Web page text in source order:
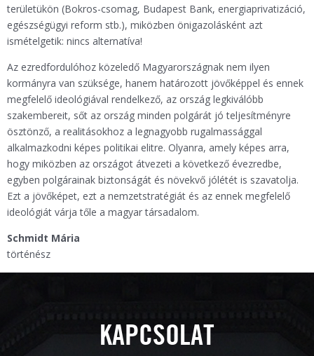
területükön (Bokros-csomag, Budapest Bank, energiaprivatizáció,
egészségügyi reform stb.), miközben önigazolásként azt
ismételgetik: nincs alternatíva!
Az ezredfordulóhoz közeledő Magyarországnak nem ilyen
kormányra van szüksége, hanem határozott jövőképpel és ennek
megfelelő ideológiával rendelkező, az ország legkiválóbb
szakembereit, sőt az ország minden polgárát jó teljesítményre
ösztönző, a realitásokhoz a legnagyobb rugalmassággal
alkalmazkodni képes politikai elitre. Olyanra, amely képes arra,
hogy miközben az országot átvezeti a következő évezredbe,
egyben polgárainak biztonságát és növekvő jólétét is szavatolja.
Ezt a jövőképet, ezt a nemzetstratégiát és az ennek megfelelő
ideológiát várja tőle a magyar társadalom.
Schmidt Mária
történész
KAPCSOLAT